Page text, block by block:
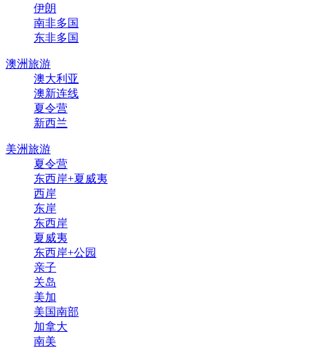
伊朗
南非多国
东非多国
澳洲旅游
澳大利亚
澳新连线
夏令营
新西兰
美洲旅游
夏令营
东西岸+夏威夷
西岸
东岸
东西岸
夏威夷
东西岸+公园
亲子
关岛
美加
美国南部
加拿大
南美